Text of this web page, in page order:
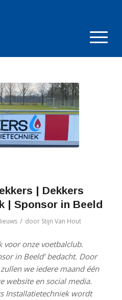
| Dekkers
| Sponsor in Beeld
/ door Stijn Van Hout
voor onze voetbalclub.
in Beeld’ bedacht. Door
we iedere maand één
website en social media.
Installatietechniek wordt